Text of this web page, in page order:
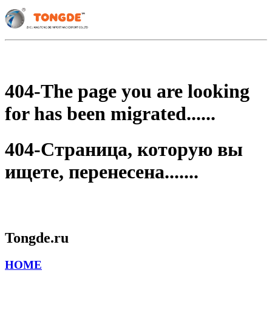
404-The page you are looking
for has been migrated......
404-Страница, которую вы
ищете, перенесена.......
Tongde.ru
HOME